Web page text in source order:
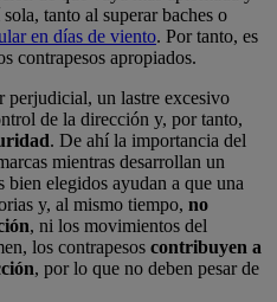
tanto al superar baches o
en días de viento. Por tanto, es
contrapesos apropiados.
perjudicial, un lastre excesivo
de la dirección y, por tanto,
. De ahí la importancia del
mientras desarrollan un
elegidos ayudan a que una
y, al mismo tiempo, no
, ni los movimientos del
los contrapesos contribuyen a
, por lo que no deben pesar de